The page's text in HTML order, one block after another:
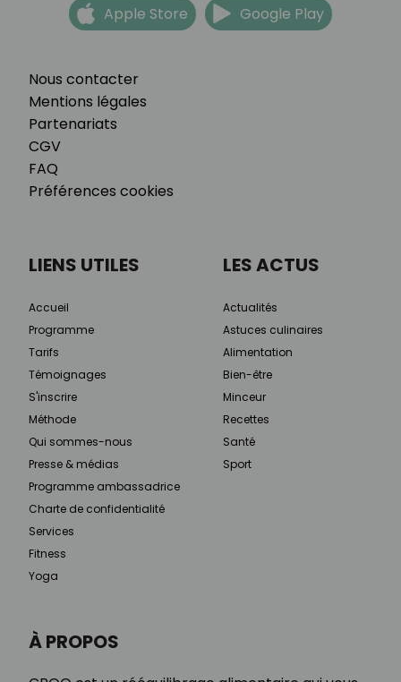
Nous contacter
Mentions légales
Partenariats
CGV
FAQ
Préférences cookies
Apple Store Google Play
À PROPOS
LIENS UTILES
Accueil
Programme
Tarifs
Témoignages
S'inscrire
Méthode
Qui sommes-nous
Presse & médias
Programme ambassadrice
Charte de confidentialité
Services
Fitness
Yoga
LES ACTUS
Actualités
Astuces culinaires
Alimentation
Bien-être
Minceur
Recettes
Santé
Sport